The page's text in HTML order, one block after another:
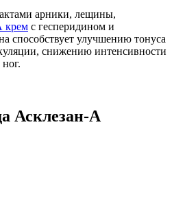
арники, лещины,
с гесперидином и
способствует улучшению тонуса
снижению интенсивности
Асклезан-А